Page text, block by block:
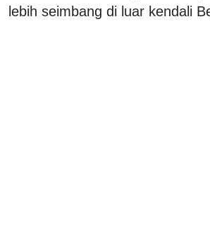
lebih seimbang di luar kendali